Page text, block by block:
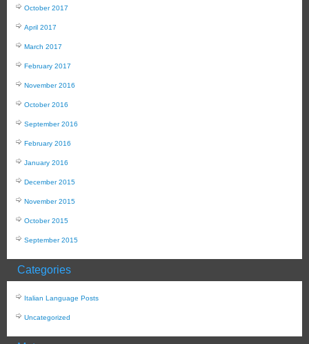
October 2017
April 2017
March 2017
February 2017
November 2016
October 2016
September 2016
February 2016
January 2016
December 2015
November 2015
October 2015
September 2015
Categories
Italian Language Posts
Uncategorized